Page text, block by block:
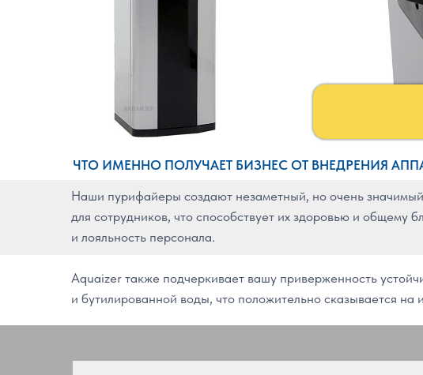
Наши пурифайеры создают незаметный, но очень
для сотрудников, что способствует их здоровью и общему
и лояльность персонала.
Aquaizer также подчеркивает вашу приверженность
и бутилированной воды, что положительно сказывается
ЧТО ИМЕННО ПОЛУЧАЕТ БИЗНЕС ОТ ВНЕДРЕНИЯ